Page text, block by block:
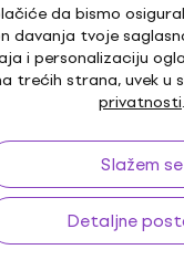
da bismo
davanja tvoje
i personalizaciju
trećih strana, uvek u
privatnosti.
Slažem se
Detaljne